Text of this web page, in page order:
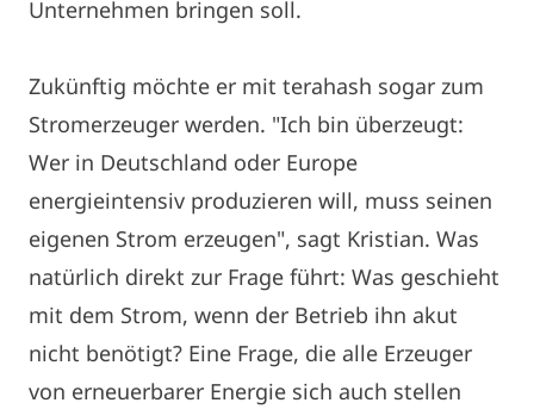
Unternehmen bringen soll.
Zukünftig möchte er mit terahash sogar zum
Stromerzeuger werden. "Ich bin überzeugt:
Wer in Deutschland oder Europe
energieintensiv produzieren will, muss seinen
eigenen Strom erzeugen", sagt Kristian. Was
natürlich direkt zur Frage führt: Was geschieht
mit dem Strom, wenn der Betrieb ihn akut
nicht benötigt? Eine Frage, die alle Erzeuger
von erneuerbarer Energie sich auch stellen